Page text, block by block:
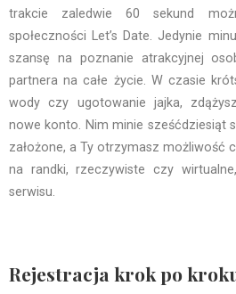
trakcie zaledwie 60 sekund
społeczności Let’s Date. Jedynie
szansę na poznanie atrakcyjnej
partnera na całe życie. W czasie
wody czy ugotowanie jajka,
nowe konto. Nim minie sześćdziesiąt
założone, a Ty otrzymasz możliwość
na randki, rzeczywiste czy
serwisu.
Rejestracja krok po